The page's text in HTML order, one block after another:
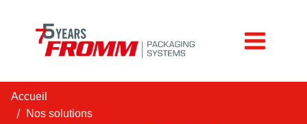
Accueil
Nos solutions